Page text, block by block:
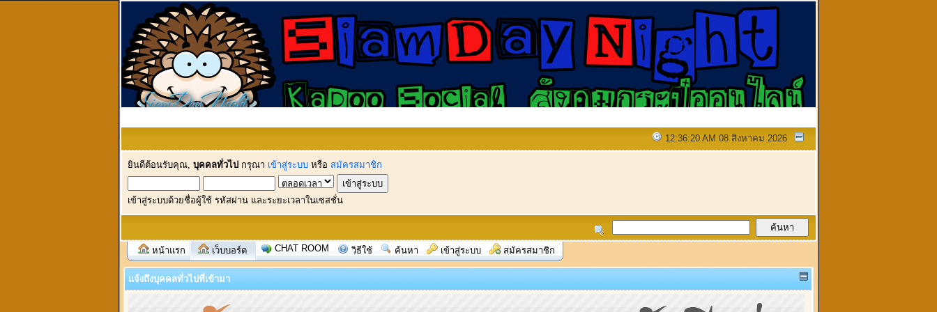
12:36:20 AM 08 สิงหาคม 2026
ยินดีต้อนรับคุณ, บุคคลทั่วไป กรุณา เข้าสู่ระบบ หรือ สมัครสมาชิก
เข้าสู่ระบบด้วยชื่อผู้ใช้ รหัสผ่าน และระยะเวลาในเซสชั่น
หน้าแรก เว็บบอร์ด CHAT ROOM วิธีใช้ ค้นหา เข้าสู่ระบบ สมัครสมาชิก
แจ้งถึงบุคคลทั่วไปที่เข้ามา